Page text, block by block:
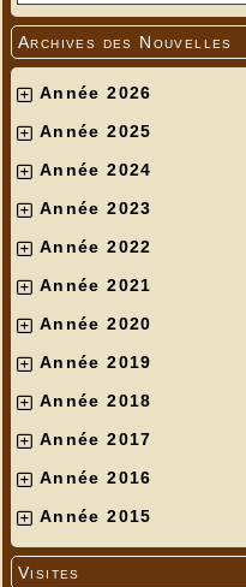
Archives des Nouvelles
Année 2026
Année 2025
Année 2024
Année 2023
Année 2022
Année 2021
Année 2020
Année 2019
Année 2018
Année 2017
Année 2016
Année 2015
Visites